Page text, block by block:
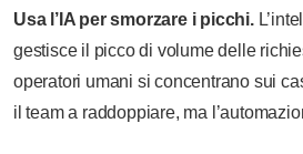
Usa l’IA per smorzare i picchi.
gestisce il picco di volume delle
operatori umani si concentrano sui
il team a raddoppiare, ma